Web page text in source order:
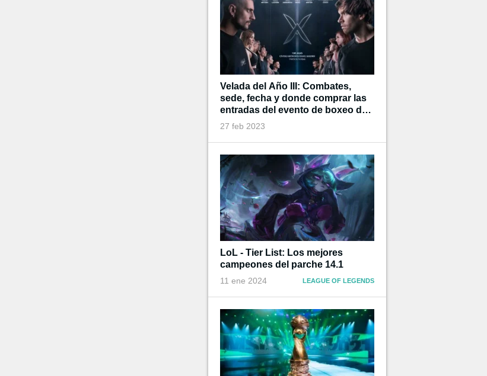
Velada del Año III: Combates,
sede, fecha y donde comprar las
entradas del evento de boxeo de
Ibai
27 feb 2023
LoL - Tier List: Los mejores
campeones del parche 14.1
11 ene 2024 LEAGUE OF LEGENDS